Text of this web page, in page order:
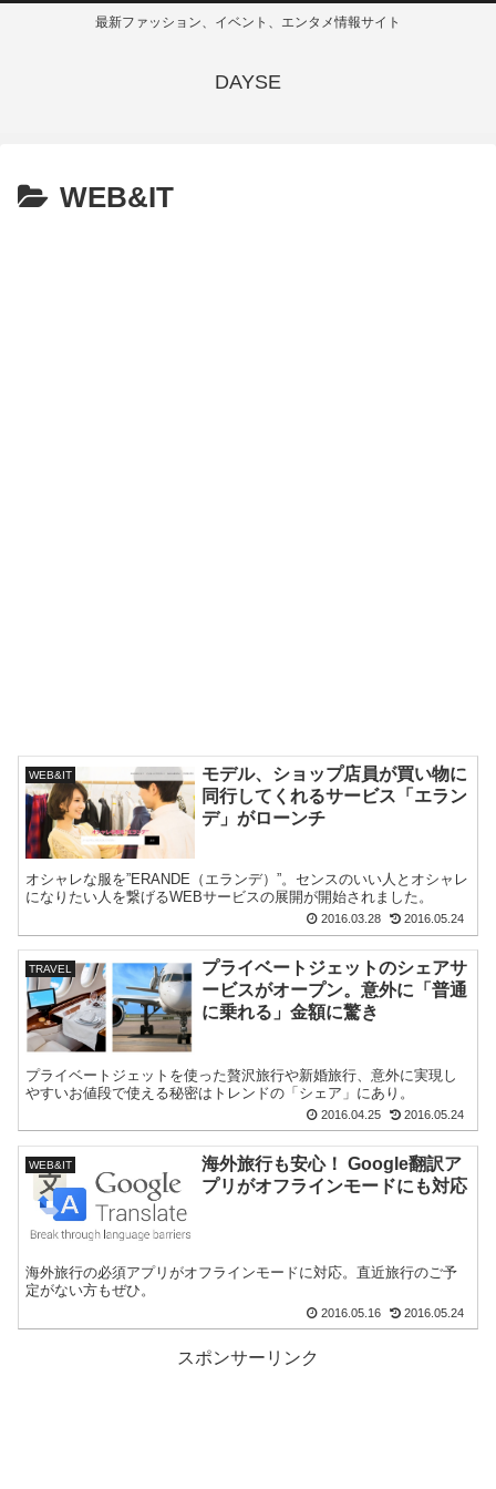
最新ファッション、イベント、エンタメ情報サイト
DAYSE
WEB&IT
WEB&IT
モデル、ショップ店員が買い物に
同行してくれるサービス「エラン
デ」がローンチ
オシャレな服を”ERANDE（エランデ）”。センスのいい人とオシャレ
になりたい人を繋げるWEBサービスの展開が開始されました。
2016.03.28 2016.05.24
TRAVEL
プライベートジェットのシェアサ
ービスがオープン。意外に「普通
に乗れる」金額に驚き
プライベートジェットを使った贅沢旅行や新婚旅行、意外に実現し
やすいお値段で使える秘密はトレンドの「シェア」にあり。
2016.04.25 2016.05.24
WEB&IT
海外旅行も安心！ Google翻訳ア
プリがオフラインモードにも対応
海外旅行の必須アプリがオフラインモードに対応。直近旅行のご予
定がない方もぜひ。
2016.05.16 2016.05.24
スポンサーリンク